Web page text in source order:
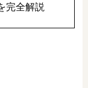
完全解説